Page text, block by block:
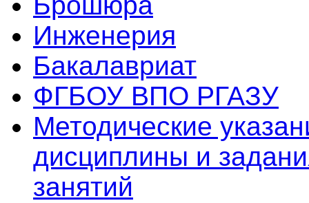
Инженерия
Бакалавриат
ФГБОУ ВПО РГАЗУ
Методические
дисциплины и
занятий